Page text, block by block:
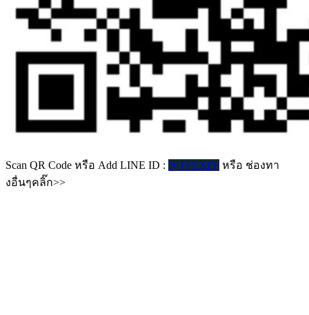
Scan QR Code หรือ Add LINE ID : @TFEXFF หรือ ช่องทา
งอื่นๆคลิ๊ก>>